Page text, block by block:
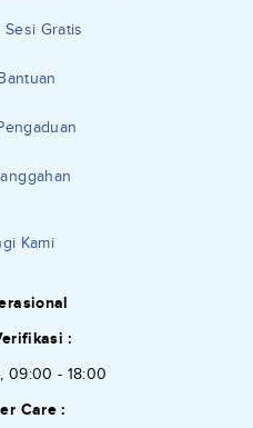
Gratis
Kami
:
09:00 - 18:00
Care :